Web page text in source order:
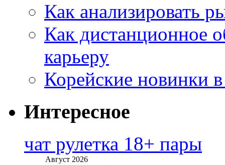
Как анализировать
Как дистанционное
карьеру
Корейские новинки
Интересное
чат рулетка 18+ пары
Август 2026